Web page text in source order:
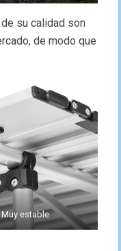
su calidad son
de modo que
Muy estable